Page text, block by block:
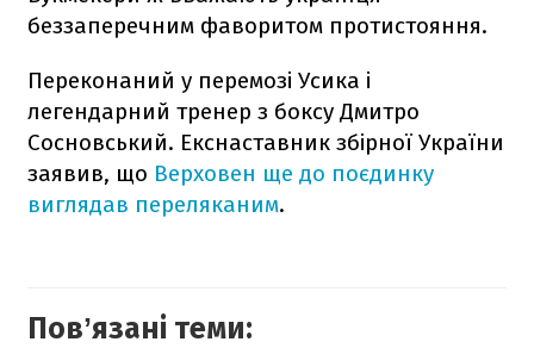
беззаперечним фаворитом протистояння.
Переконаний у перемозі Усика і
легендарний тренер з боксу Дмитро
Сосновський. Екснаставник збірної України
заявив, що Верховен ще до поєдинку
виглядав переляканим.
Повʼязані теми: